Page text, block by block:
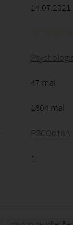
14.07.2021
47 mal
1804 mal
PBCO018A
1